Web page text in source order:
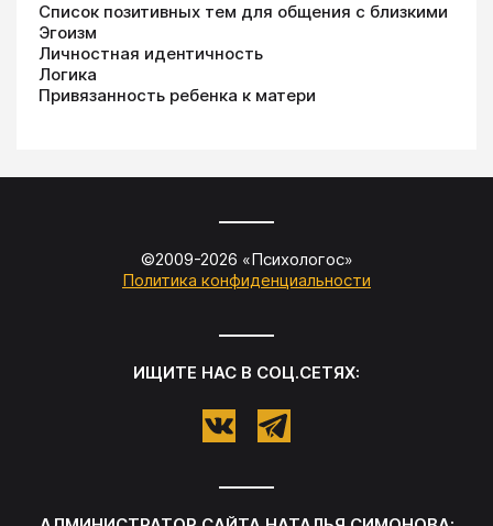
Список позитивных тем для общения с близкими
Эгоизм
Личностная идентичность
Логика
Привязанность ребенка к матери
©2009-2026 «Психологос»
Политика конфиденциальности
ИЩИТЕ НАС В СОЦ.СЕТЯХ: